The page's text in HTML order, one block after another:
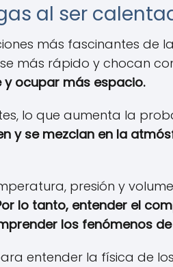
al ser
más fascinantes de
más rápido y chocan
y ocupar más espacio.
lo que aumenta la
y se mezclan en la
presión y
lo tanto, entender el
los fenómenos
entender la física de